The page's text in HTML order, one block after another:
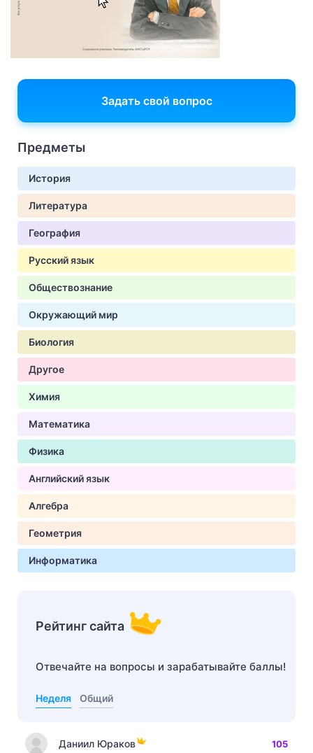
Задать свой вопрос
Предметы
История
Литература
География
Русский язык
Обществознание
Окружающий мир
Биология
Другое
Химия
Математика
Физика
Английский язык
Алгебра
Геометрия
Информатика
Рейтинг сайта
Отвечайте на вопросы и зарабатывайте баллы!
Неделя Общий
Даниил Юраков 105